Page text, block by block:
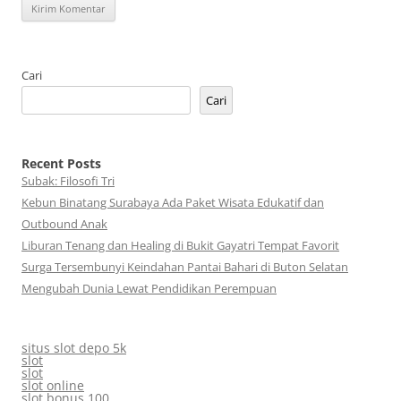
Cari
Cari
Recent Posts
Subak: Filosofi Tri
Kebun Binatang Surabaya Ada Paket Wisata Edukatif dan
Outbound Anak
Liburan Tenang dan Healing di Bukit Gayatri Tempat Favorit
Surga Tersembunyi Keindahan Pantai Bahari di Buton Selatan
Mengubah Dunia Lewat Pendidikan Perempuan
situs slot depo 5k
slot
slot
slot online